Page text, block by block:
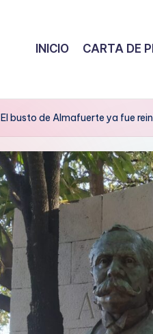
INICIO CARTA DE
El busto de Almafuerte ya fue